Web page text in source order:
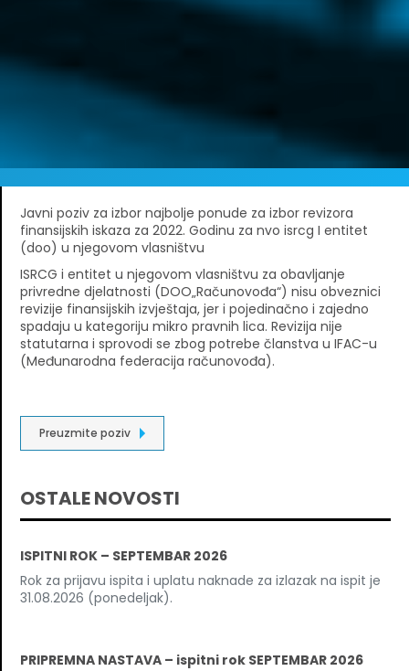
Javni poziv za izbor najbolje ponude za izbor revizora
finansijskih iskaza za 2022. Godinu za nvo isrcg I entitet
(doo) u njegovom vlasništvu
ISRCG i entitet u njegovom vlasništvu za obavljanje
privredne djelatnosti (DOO„Računovođa“) nisu obveznici
revizije finansijskih izvještaja, jer i pojedinačno i zajedno
spadaju u kategoriju mikro pravnih lica. Revizija nije
statutarna i sprovodi se zbog potrebe članstva u IFAC-u
(Međunarodna federacija računovođa).
Preuzmite poziv
OSTALE NOVOSTI
ISPITNI ROK – SEPTEMBAR 2026
Rok za prijavu ispita i uplatu naknade za izlazak na ispit je
31.08.2026 (ponedeljak).
PRIPREMNA NASTAVA – ispitni rok SEPTEMBAR 2026